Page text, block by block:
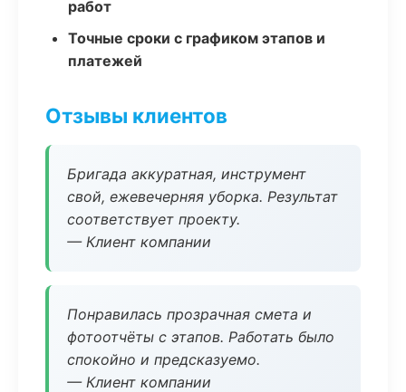
работ
Точные сроки с графиком этапов и
платежей
Отзывы клиентов
Бригада аккуратная, инструмент
свой, ежевечерняя уборка. Результат
соответствует проекту.
— Клиент компании
Понравилась прозрачная смета и
фотоотчёты с этапов. Работать было
спокойно и предсказуемо.
— Клиент компании